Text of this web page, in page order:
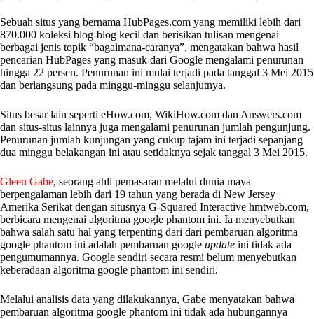
Sebuah situs yang bernama HubPages.com yang memiliki lebih dari
870.000 koleksi blog-blog kecil dan berisikan tulisan mengenai
berbagai jenis topik “bagaimana-caranya”, mengatakan bahwa hasil
pencarian HubPages yang masuk dari Google mengalami penurunan
hingga 22 persen. Penurunan ini mulai terjadi pada tanggal 3 Mei 2015
dan berlangsung pada minggu-minggu selanjutnya.
Situs besar lain seperti eHow.com, WikiHow.com dan Answers.com
dan situs-situs lainnya juga mengalami penurunan jumlah pengunjung.
Penurunan jumlah kunjungan yang cukup tajam ini terjadi sepanjang
dua minggu belakangan ini atau setidaknya sejak tanggal 3 Mei 2015.
Gleen Gabe, seorang ahli pemasaran melalui dunia maya
berpengalaman lebih dari 19 tahun yang berada di New Jersey
Amerika Serikat dengan situsnya G-Squared Interactive hmtweb.com,
berbicara mengenai algoritma google phantom ini. Ia menyebutkan
bahwa salah satu hal yang terpenting dari dari pembaruan algoritma
google phantom ini adalah pembaruan google update ini tidak ada
pengumumannya. Google sendiri secara resmi belum menyebutkan
keberadaan algoritma google phantom ini sendiri.
Melalui analisis data yang dilakukannya, Gabe menyatakan bahwa
pembaruan algoritma google phantom ini tidak ada hubungannya